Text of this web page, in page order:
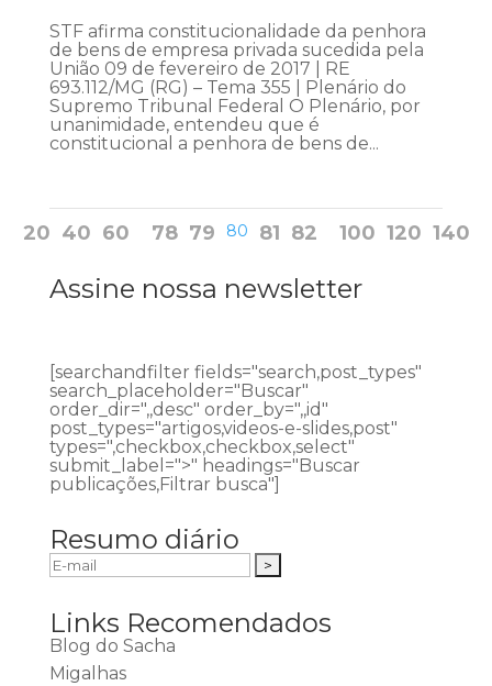
STF afirma constitucionalidade da penhora
de bens de empresa privada sucedida pela
União 09 de fevereiro de 2017 | RE
693.112/MG (RG) – Tema 355 | Plenário do
Supremo Tribunal Federal O Plenário, por
unanimidade, entendeu que é
constitucional a penhora de bens de...
20 40 60 78 79 80 81 82 100 120 140
Assine nossa newsletter
[searchandfilter fields="search,post_types"
search_placeholder="Buscar"
order_dir=",,desc" order_by=",,id"
post_types="artigos,videos-e-slides,post"
types=",checkbox,checkbox,select"
submit_label=">" headings="Buscar
publicações,Filtrar busca"]
Resumo diário
Links Recomendados
Blog do Sacha
Migalhas